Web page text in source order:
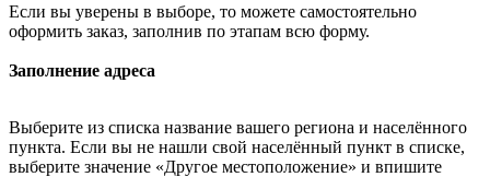
Если вы уверены в выборе, то можете самостоятельно
оформить заказ, заполнив по этапам всю форму.
Заполнение адреса
Выберите из списка название вашего региона и населённого
пункта. Если вы не нашли свой населённый пункт в списке,
выберите значение «Другое местоположение» и впишите